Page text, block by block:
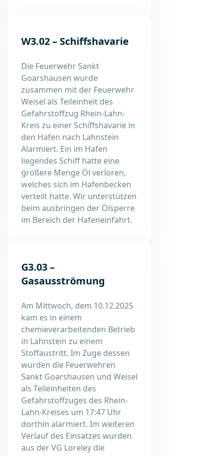
W3.02 – Schiffshavarie
Die Feuerwehr Sankt
Goarshausen wurde
zusammen mit der Feuerwehr
Weisel als Teileinheit des
Gefahrstoffzug Rhein-Lahn-
Kreis zu einer Schiffshavarie in
den Hafen nach Lahnstein
Alarmiert. Ein im Hafen
liegendes Schiff hatte eine
größere Menge Öl verloren,
welches sich im Hafenbecken
verteilt hatte. Wir unterstützen
beim ausbringen der Ölsperre
im Bereich der Hafeneinfahrt.
G3.03 –
Gasausströmung
Am Mittwoch, dem 10.12.2025
kam es in einem
chemieverarbeitenden Betrieb
in Lahnstein zu einem
Stoffaustritt. Im Zuge dessen
wurden die Feuerwehren
Sankt Goarshausen und Weisel
als Teileinheiten des
Gefahrstoffzuges des Rhein-
Lahn-Kreises um 17:47 Uhr
dorthin alarmiert. Im weiteren
Verlauf des Einsatzes wurden
aus der VG Loreley die